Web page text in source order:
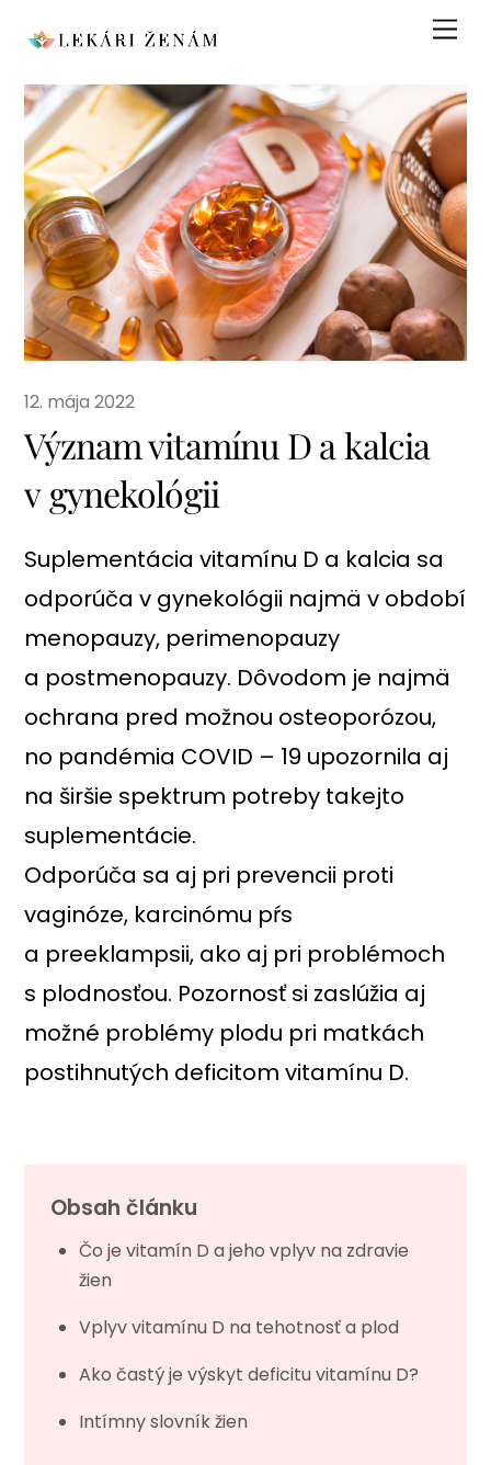
12. mája 2022
Význam vitamínu D a kalcia
v gynekológii
Suplementácia vitamínu D a kalcia sa
odporúča v gynekológii najmä v období
menopauzy, perimenopauzy
a postmenopauzy. Dôvodom je najmä
ochrana pred možnou osteoporózou,
no pandémia COVID – 19 upozornila aj
na širšie spektrum potreby takejto
suplementácie.
Odporúča sa aj pri prevencii proti
vaginóze, karcinómu pŕs
a preeklampsii, ako aj pri problémoch
s plodnosťou. Pozornosť si zaslúžia aj
možné problémy plodu pri matkách
postihnutých deficitom vitamínu D.
Obsah článku
Čo je vitamín D a jeho vplyv na zdravie
žien
Vplyv vitamínu D na tehotnosť a plod
Ako častý je výskyt deficitu vitamínu D?
Intímny slovník žien